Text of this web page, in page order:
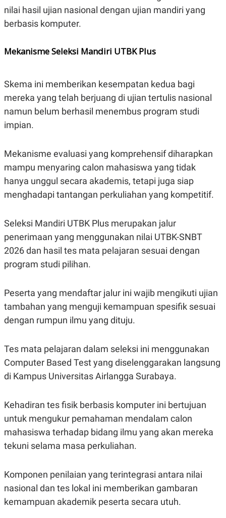
A
D
A
G
S
N
T
A
T
S
U
JARINGAN
K
O
T
A
C
A
E
Y
P
R
S
E
L
E
S
.
L
A
G
N
A
N
E
K
K
I
E
A
E
M
T
E
P
A
E
A
D
V
R
S
I
N
nilai hasil ujian nasional dengan ujian mandiri yang
berbasis komputer.
Mekanisme Seleksi Mandiri UTBK Plus
Skema ini memberikan kesempatan kedua bagi
mereka yang telah berjuang di ujian tertulis nasional
namun belum berhasil menembus program studi
impian.
Mekanisme evaluasi yang komprehensif diharapkan
mampu menyaring calon mahasiswa yang tidak
hanya unggul secara akademis, tetapi juga siap
menghadapi tantangan perkuliahan yang kompetitif.
Seleksi Mandiri UTBK Plus merupakan jalur
penerimaan yang menggunakan nilai UTBK-SNBT
2026 dan hasil tes mata pelajaran sesuai dengan
program studi pilihan.
Peserta yang mendaftar jalur ini wajib mengikuti ujian
tambahan yang menguji kemampuan spesifik sesuai
dengan rumpun ilmu yang dituju.
Tes mata pelajaran dalam seleksi ini menggunakan
Computer Based Test yang diselenggarakan langsung
di Kampus Universitas Airlangga Surabaya.
Kehadiran tes fisik berbasis komputer ini bertujuan
untuk mengukur pemahaman mendalam calon
mahasiswa terhadap bidang ilmu yang akan mereka
tekuni selama masa perkuliahan.
Komponen penilaian yang terintegrasi antara nilai
nasional dan tes lokal ini memberikan gambaran
kemampuan akademik peserta secara utuh.